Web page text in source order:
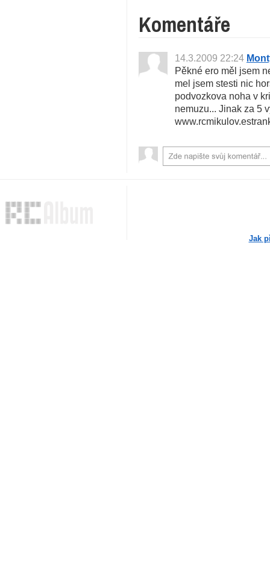
Komentáře
14.3.2009 22:24
Pěkné ero měl jsem
mel jsem stesti nic
podvozkova noha v
nemuzu... Jinak za 5
Jak